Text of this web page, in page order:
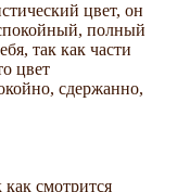
цвет, он
полный
так как части
цвет
сдержанно,
смотрится